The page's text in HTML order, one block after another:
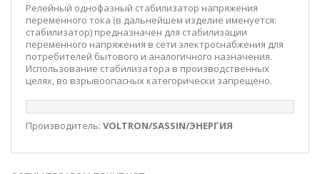
Релейный однофазный стабилизатор напряжения
переменного тока (в дальнейшем изделие именуется:
стабилизатор) предназначен для стабилизации
переменного напряжения в сети электроснабжения для
потребителей бытового и аналогичного назначения.
Использование стабилизатора в производственных
целях, во взрывоопасных категорически запрещено.
Производитель: VOLTRON/SASSIN/ЭНЕРГИЯ